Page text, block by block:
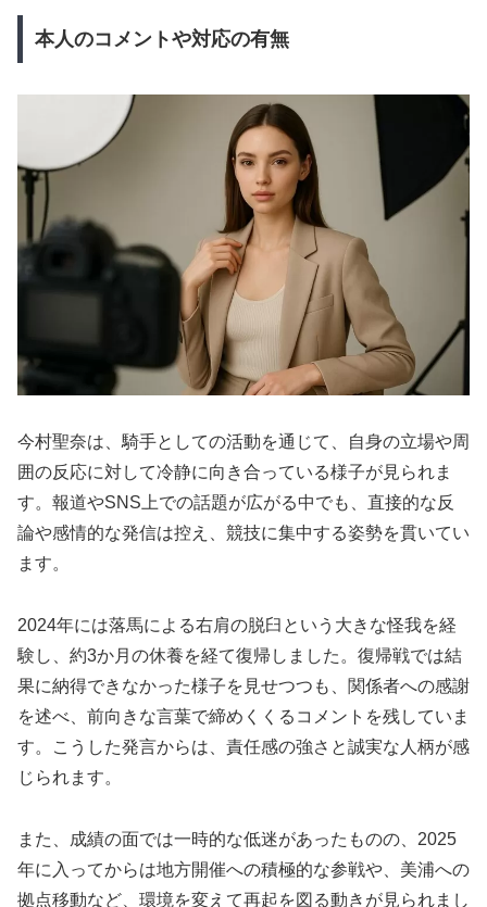
本人のコメントや対応の有無
今村聖奈は、騎手としての活動を通じて、自身の立場や周
囲の反応に対して冷静に向き合っている様子が見られま
す。報道やSNS上での話題が広がる中でも、直接的な反
論や感情的な発信は控え、競技に集中する姿勢を貫いてい
ます。
2024年には落馬による右肩の脱臼という大きな怪我を経
験し、約3か月の休養を経て復帰しました。復帰戦では結
果に納得できなかった様子を見せつつも、関係者への感謝
を述べ、前向きな言葉で締めくくるコメントを残していま
す。こうした発言からは、責任感の強さと誠実な人柄が感
じられます。
また、成績の面では一時的な低迷があったものの、2025
年に入ってからは地方開催への積極的な参戦や、美浦への
拠点移動など、環境を変えて再起を図る動きが見られまし